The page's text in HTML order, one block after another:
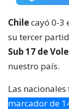
Chilecayó 0-3
su tercer
Sub 17 de
nuestro país.
Las
marcador de